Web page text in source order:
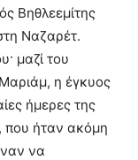
Βηθλεεμίτης
Ναζαρέτ.
μαζί του
η έγκυος
ήμερες της
που ήταν ακόμη
να